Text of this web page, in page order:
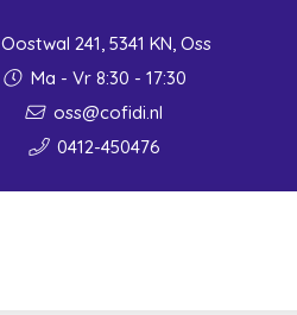
Oostwal 241, 5341 KN, Oss
Ma - Vr 8:30 - 17:30
oss@cofidi.nl
0412-450476